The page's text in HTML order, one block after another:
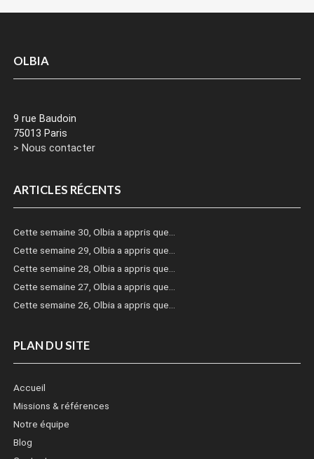
OLBIA
9 rue Baudoin
75013 Paris
> Nous contacter
ARTICLES RÉCENTS
Cette semaine 30, Olbia a appris que…
Cette semaine 29, Olbia a appris que…
Cette semaine 28, Olbia a appris que…
Cette semaine 27, Olbia a appris que…
Cette semaine 26, Olbia a appris que…
PLAN DU SITE
Accueil
Missions & références
Notre équipe
Blog